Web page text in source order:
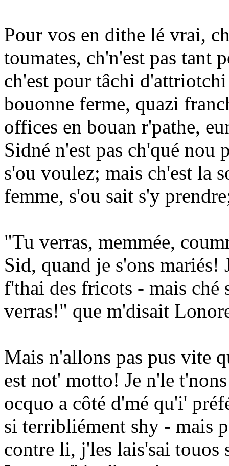
Pour vos en dithe lé vrai,
toumates, ch'n'est pas tant
ch'est pour tâchi
bouonne ferme, quazi
offices en bouan r'pathe,
Sidné n'est pas ch'qué nou
s'ou voulez; mais ch'est la
femme, s'ou sait s'y
"Tu verras, memmée,
Sid, quand je s'ons
f'thai des fricots - mais ché
verras!" que m'disait
Mais n'allons pas pus vite
est not' motto! Je n'le
ocquo a côté d'mé qu'i'
si terribliément shy - mais
contre li, j'les lais'sai touos